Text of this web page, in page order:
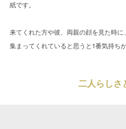
紙です。
来てくれた方や彼、両親の顔を見た時
集まってくれていると思うと1番気持ち
二人らしさ